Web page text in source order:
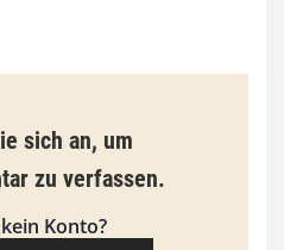
sich an, um
zu verfassen.
Konto?